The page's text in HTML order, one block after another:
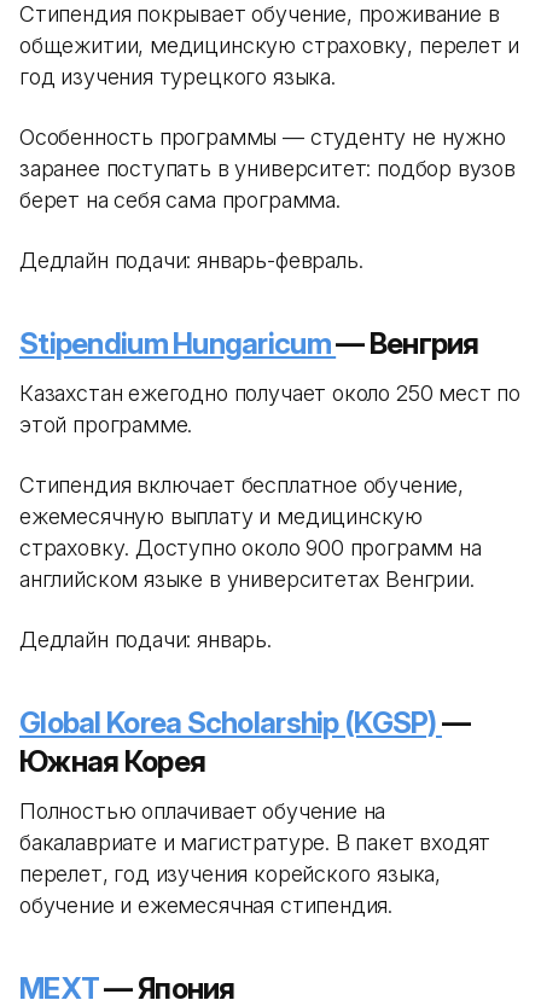
Стипендия покрывает обучение, проживание в
общежитии, медицинскую страховку, перелет и
год изучения турецкого языка.
Особенность программы — студенту не нужно
заранее поступать в университет: подбор вузов
берет на себя сама программа.
Дедлайн подачи: январь-февраль.
Stipendium Hungaricum— Венгрия
Казахстан ежегодно получает около 250 мест по
этой программе.
Стипендия включает бесплатное обучение,
ежемесячную выплату и медицинскую
страховку. Доступно около 900 программ на
английском языке в университетах Венгрии.
Дедлайн подачи: январь.
Global Korea Scholarship (KGSP)—
Южная Корея
Полностью оплачивает обучение на
бакалавриате и магистратуре. В пакет входят
перелет, год изучения корейского языка,
обучение и ежемесячная стипендия.
MEXT— Япония